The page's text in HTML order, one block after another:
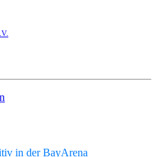
in der BayArena